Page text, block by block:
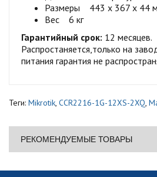
Размеры 443 x 367 x 44
Вес 6 кг
Гарантийный срок: 12 месяцев.
Распростаняется,только на
питания гарантия не
Теги: Mikrotik, CCR2216-1G-12XS-2XQ,
РЕКОМЕНДУЕМЫЕ ТОВАРЫ